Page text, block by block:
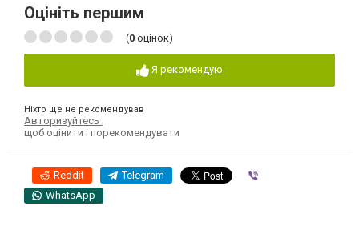
Оцініть першим
(0 оцінок)
Я рекомендую
Ніхто ще не рекомендував
Авторизуйтесь
щоб оцінити і порекомендувати
Reddit Telegram
WhatsApp